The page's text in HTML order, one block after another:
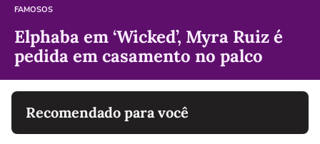
FAMOSOS
Elphaba em ‘Wicked’, Myra Ruiz é
pedida em casamento no palco
Recomendado para você